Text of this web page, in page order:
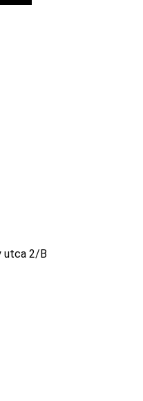
utca 2/B